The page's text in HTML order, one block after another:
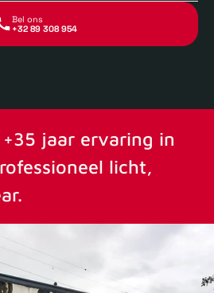
Bel ons
+32 89 308 954
jaar ervaring in
licht,